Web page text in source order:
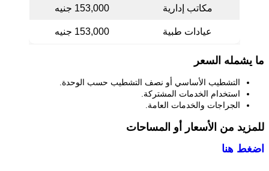
مكاتب إدارية 153,000 جنيه
عيادات طبية 153,000 جنيه
ما يشمله السعر
التشطيب الأساسي أو نصف التشطيب حسب الوحدة.
استخدام الخدمات المشتركة.
الجراجات والخدمات العامة.
للمزيد من الأسعار أو المساحات
اضغط هنا